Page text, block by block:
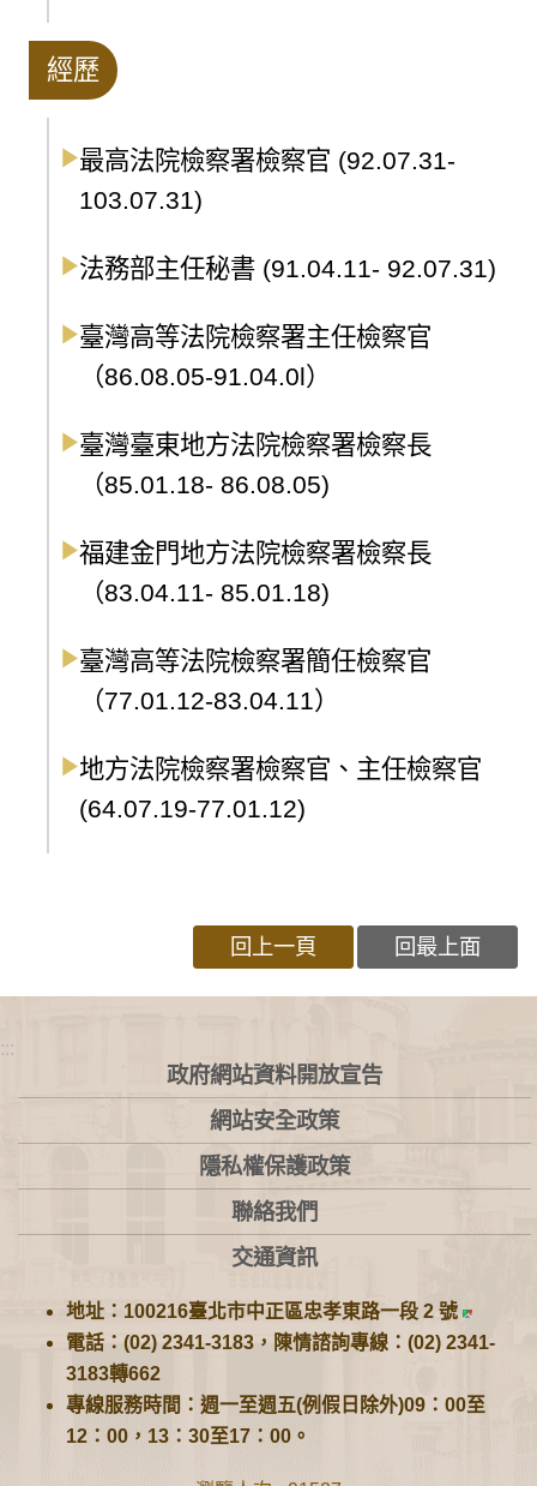
經歷
最高法院檢察署檢察官 (92.07.31-
103.07.31)
法務部主任秘書 (91.04.11- 92.07.31)
臺灣高等法院檢察署主任檢察官
（86.08.05-91.04.0l）
臺灣臺東地方法院檢察署檢察長
（85.01.18- 86.08.05)
福建金門地方法院檢察署檢察長
（83.04.11- 85.01.18)
臺灣高等法院檢察署簡任檢察官
（77.01.12-83.04.11）
地方法院檢察署檢察官、主任檢察官
(64.07.19-77.01.12)
回上一頁 回最上面
:::
政府網站資料開放宣告
網站安全政策
隱私權保護政策
聯絡我們
交通資訊
地址：100216臺北市中正區忠孝東路一段 2 號
電話：(02) 2341-3183，陳情諮詢專線：(02) 2341-
3183轉662
專線服務時間：週一至週五(例假日除外)09：00至
12：00，13：30至17：00。